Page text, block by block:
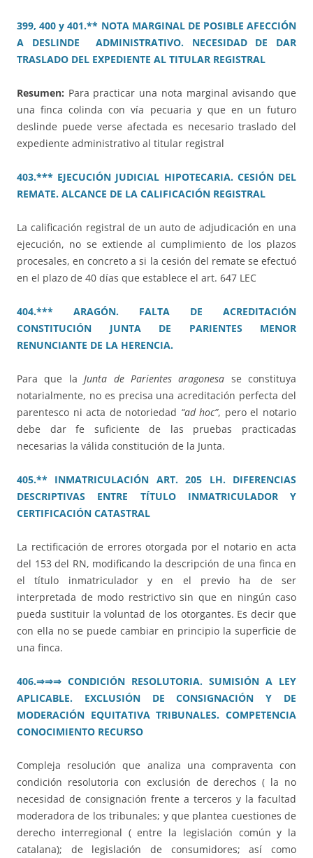
399, 400 y 401.** NOTA MARGINAL DE POSIBLE AFECCIÓN
A DESLINDE ADMINISTRATIVO. NECESIDAD DE DAR
TRASLADO DEL EXPEDIENTE AL TITULAR REGISTRAL
Resumen: Para practicar una nota marginal avisando que
una finca colinda con vía pecuaria y que en un futuro
deslinde puede verse afectada es necesario traslado del
expediente administrativo al titular registral
403.*** EJECUCIÓN JUDICIAL HIPOTECARIA. CESIÓN DEL
REMATE. ALCANCE DE LA CALIFICACIÓN REGISTRAL
La calificación registral de un auto de adjudicación en una
ejecución, no se extiende al cumplimiento de los plazos
procesales, en concreto a si la cesión del remate se efectuó
en el plazo de 40 días que establece el art. 647 LEC
404.*** ARAGÓN. FALTA DE ACREDITACIÓN
CONSTITUCIÓN JUNTA DE PARIENTES MENOR
RENUNCIANTE DE LA HERENCIA.
Para que laJunta de Parientes aragonesa se constituya
notarialmente, no es precisa una acreditación perfecta del
parentesco ni acta de notoriedad “ad hoc”, pero el notario
debe dar fe suficiente de las pruebas practicadas
necesarias la válida constitución de la Junta.
405.** INMATRICULACIÓN ART. 205 LH. DIFERENCIAS
DESCRIPTIVAS ENTRE TÍTULO INMATRICULADOR Y
CERTIFICACIÓN CATASTRAL
La rectificación de errores otorgada por el notario en acta
del 153 del RN, modificando la descripción de una finca en
el título inmatriculador y en el previo ha de ser
interpretada de modo restrictivo sin que en ningún caso
pueda sustituir la voluntad de los otorgantes. Es decir que
con ella no se puede cambiar en principio la superficie de
una finca.
406.⇒⇒⇒ CONDICIÓN RESOLUTORIA. SUMISIÓN A LEY
APLICABLE. EXCLUSIÓN DE CONSIGNACIÓN Y DE
MODERACIÓN EQUITATIVA TRIBUNALES. COMPETENCIA
CONOCIMIENTO RECURSO
Compleja resolución que analiza una compraventa con
condición resolutoria con exclusión de derechos ( la no
necesidad de consignación frente a terceros y la facultad
moderadora de los tribunales; y que plantea cuestiones de
derecho interregional ( entre la legislación común y la
catalana); de legislación de consumidores; así como